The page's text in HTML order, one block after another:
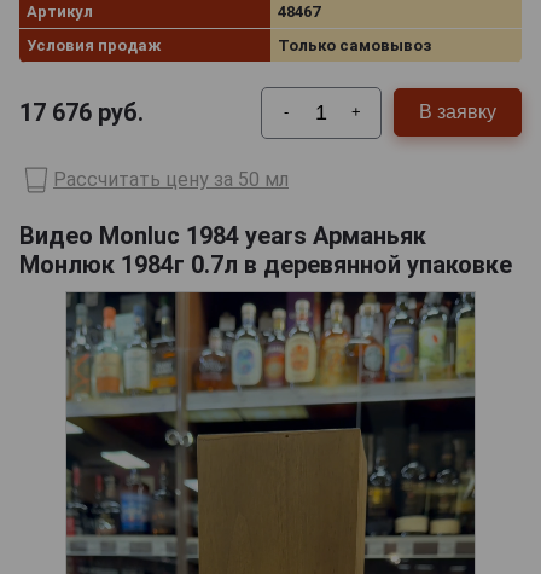
Артикул
48467
Условия продаж
Только самовывоз
17 676 руб. - + В заявку
Рассчитать цену за 50 мл
Видео Monluc 1984 years Арманьяк
Монлюк 1984г 0.7л в деревянной упаковке